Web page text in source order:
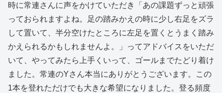
時に常連さんに声をかけていただき「あの課題ずっと頑張
っておられますよね。足の踏みかえの時に少し右足をズラ
して置いて、半分空けたところに左足を置くとうまく踏み
かえられるかもしれませんよ。」ってアドバイスをいただ
いて、やってみたら上手くいって、ゴールまでたどり着け
ました。常連のYさん本当にありがとうございます。この
1本を登れただけでも大きな希望になりました。登る頻度